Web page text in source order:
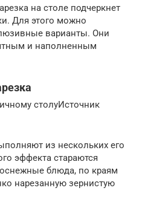
на столе подчеркнет
Для этого можно
варианты. Они
и наполненным
столуИсточник
из нескольких его
эффекта стараются
блюда, по краям
нарезанную зернистую